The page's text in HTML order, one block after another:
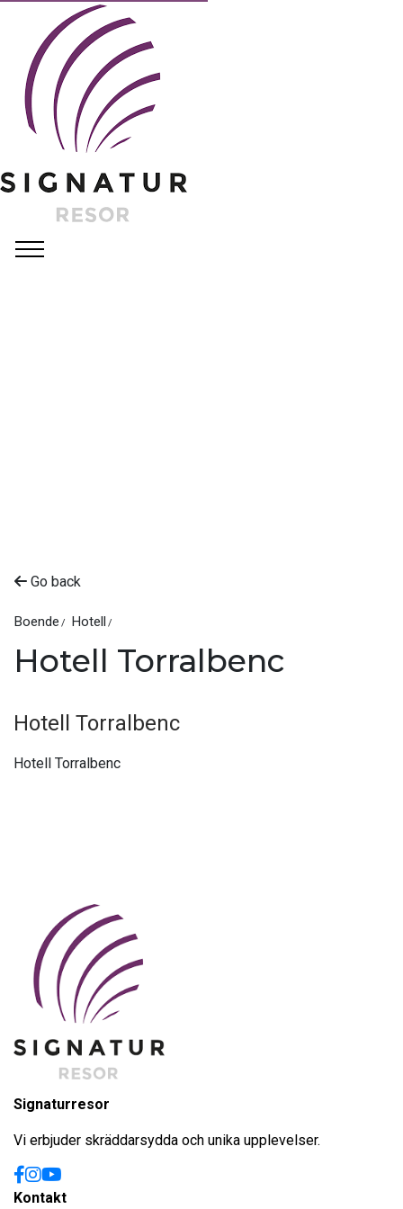
Go back
Boende Hotell
Hotell Torralbenc
Hotell Torralbenc
Hotell Torralbenc
Signaturresor
Vi erbjuder skräddarsydda och unika upplevelser.
Kontakt